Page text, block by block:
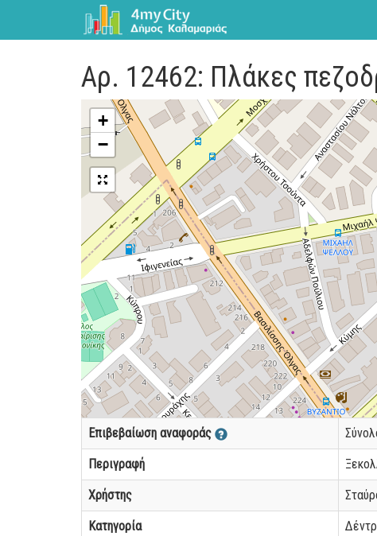
Αρ. 12462: Πλάκες
+
−
Επιβεβαίωση αναφοράς
Περιγραφή
Χρήστης
Κατηγορία